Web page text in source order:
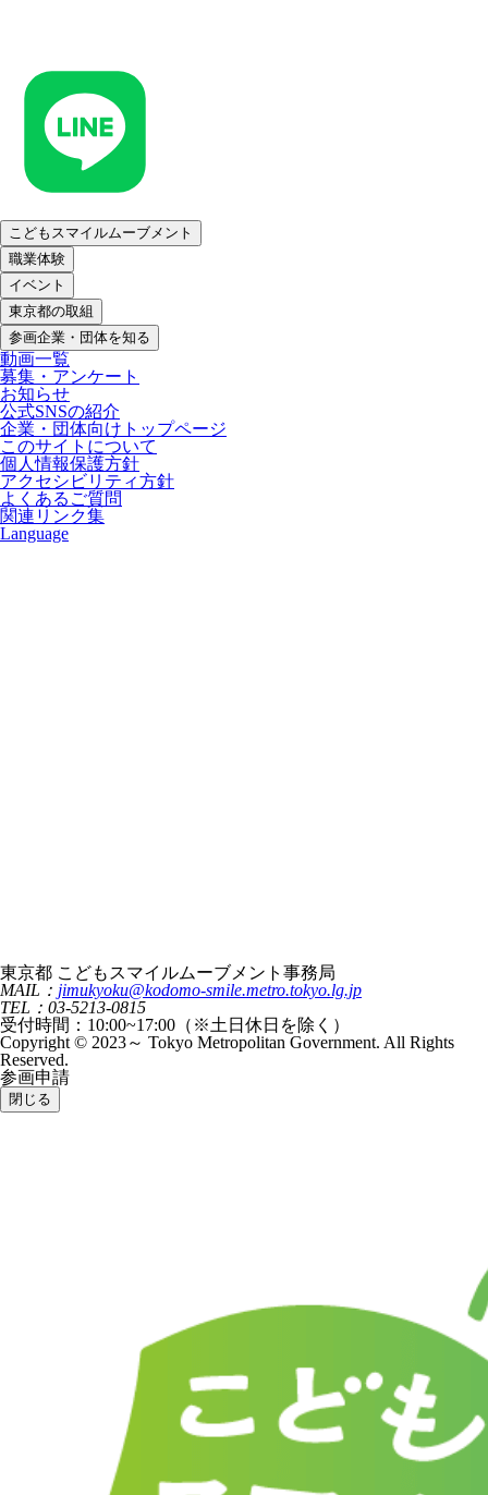
こどもスマイルムーブメント
職業体験
イベント
東京都の取組
参画企業・団体を知る
動画一覧
募集・アンケート
お知らせ
公式SNSの紹介
企業・団体向けトップページ
このサイトについて
個人情報保護方針
アクセシビリティ方針
よくあるご質問
関連リンク集
Language
東京都 こどもスマイルムーブメント事務局
MAIL： jimukyoku@kodomo-smile.metro.tokyo.lg.jp
TEL：03-5213-0815
受付時間：10:00~17:00（※土日休日を除く）
Copyright © 2023～ Tokyo Metropolitan Government. All Rights
Reserved.
参画申請
閉じる